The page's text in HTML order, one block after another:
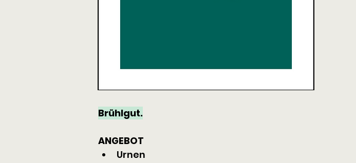
Brühlgut.
ANGEBOT
Urnen